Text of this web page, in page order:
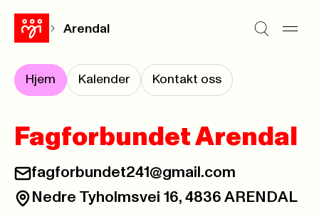
Arendal
Hjem Kalender Kontakt oss
Fagforbundet Arendal
E-post:
fagforbundet241@gmail.com
Besøksadresse:
Nedre Tyholmsvei 16, 4836 ARENDAL